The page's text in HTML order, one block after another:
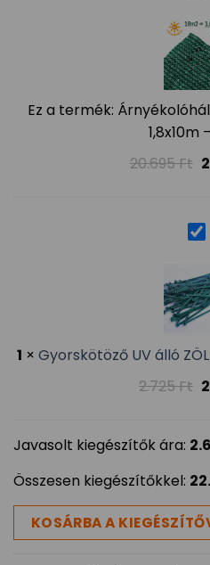
Ez a termék:
1,8x10m
20.695Ft
1 × Gyorskötöző UV álló
2.725Ft
Javasolt kiegészítők ára:
Összesen kiegészítőkkel:
KOSÁRBA A